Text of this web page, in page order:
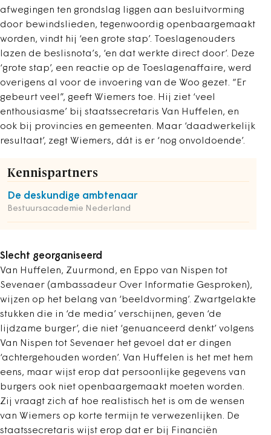
afwegingen ten grondslag liggen aan besluitvorming
door bewindslieden, tegenwoordig openbaargemaakt
worden, vindt hij ‘een grote stap’. Toeslagenouders
lazen de beslisnota’s, ‘en dat werkte direct door’. Deze
‘grote stap’, een reactie op de Toeslagenaffaire, werd
overigens al voor de invoering van de Woo gezet. “Er
gebeurt veel”, geeft Wiemers toe. Hij ziet ‘veel
enthousiasme’ bij staatssecretaris Van Huffelen, en
ook bij provincies en gemeenten. Maar ‘daadwerkelijk
resultaat’, zegt Wiemers, dát is er ‘nog onvoldoende’.
Kennispartners
De deskundige ambtenaar
Bestuursacademie Nederland
Slecht georganiseerd
Van Huffelen, Zuurmond, en Eppo van Nispen tot
Sevenaer (ambassadeur Over Informatie Gesproken),
wijzen op het belang van ‘beeldvorming’. Zwartgelakte
stukken die in ‘de media’ verschijnen, geven ‘de
lijdzame burger’, die niet ‘genuanceerd denkt’ volgens
Van Nispen tot Sevenaer het gevoel dat er dingen
‘achtergehouden worden’. Van Huffelen is het met hem
eens, maar wijst erop dat persoonlijke gegevens van
burgers ook niet openbaargemaakt moeten worden.
Zij vraagt zich af hoe realistisch het is om de wensen
van Wiemers op korte termijn te verwezenlijken. De
staatssecretaris wijst erop dat er bij Financiën